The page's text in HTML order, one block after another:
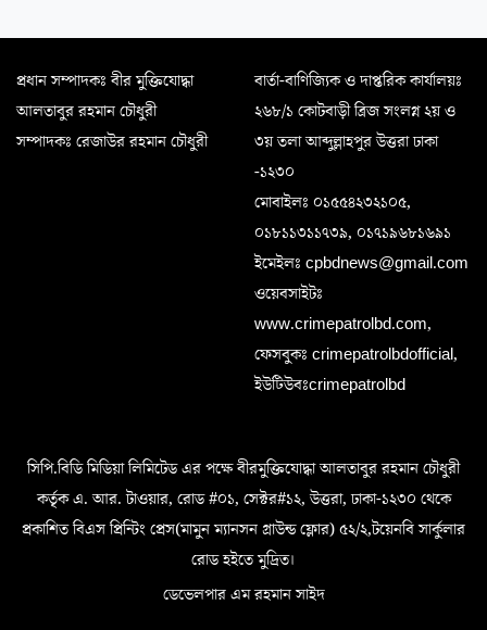
প্রধান সম্পাদকঃ বীর মুক্তিযোদ্ধা
আলতাবুর রহমান চৌধুরী
সম্পাদকঃ রেজাউর রহমান চৌধুরী
বার্তা-বাণিজ্যিক ও দাপ্তরিক কার্যালয়ঃ
২৬৮/১ কোটবাড়ী ব্রিজ সংলগ্ন ২য় ও
৩য় তলা আব্দুল্লাহপুর উত্তরা ঢাকা
-১২৩০
মোবাইলঃ ০১৫৫৪২৩২১০৫,
০১৮১১৩১১৭৩৯, ০১৭১৯৬৮১৬৯১
ইমেইলঃ cpbdnews@gmail.com
ওয়েবসাইটঃ
www.crimepatrolbd.com,
ফেসবুকঃ crimepatrolbdofficial,
ইউটিউবঃcrimepatrolbd
সিপি.বিডি মিডিয়া লিমিটেড এর পক্ষে বীরমুক্তিযোদ্ধা আলতাবুর রহমান চৌধুরী
কর্তৃক এ. আর. টাওয়ার, রোড #০১, সেক্টর#১২, উত্তরা, ঢাকা-১২৩০ থেকে
প্রকাশিত বিএস প্রিন্টিং প্রেস(মামুন ম্যানসন গ্রাউন্ড ফ্লোর) ৫২/২,টয়েনবি সার্কুলার
রোড হইতে মুদ্রিত।
ডেভেলপার এম রহমান সাইদ